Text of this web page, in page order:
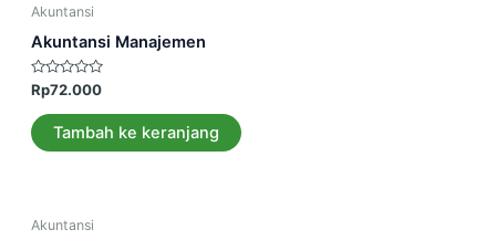
Akuntansi
Akuntansi Manajemen
Dinilai
0
dari
5
Rp72.000
Tambah ke keranjang
Akuntansi